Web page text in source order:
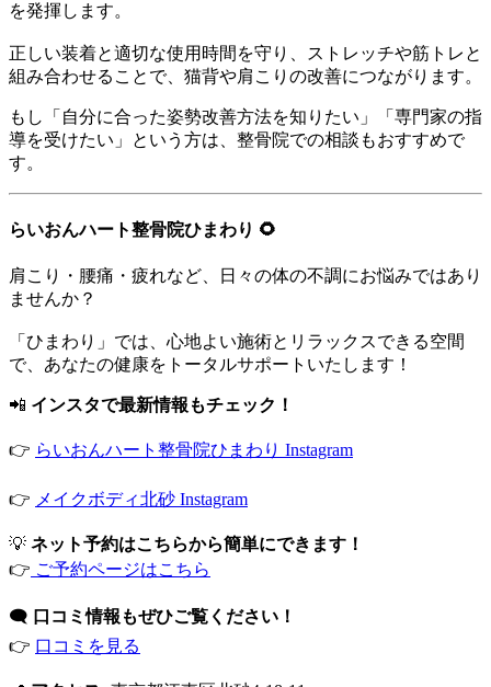
を発揮します。
正しい装着と適切な使用時間を守り、ストレッチや筋トレと
組み合わせることで、猫背や肩こりの改善につながります。
もし「自分に合った姿勢改善方法を知りたい」「専門家の指
導を受けたい」という方は、整骨院での相談もおすすめで
す。
らいおんハート整骨院ひまわり 🌻
肩こり・腰痛・疲れなど、日々の体の不調にお悩みではあり
ませんか？
「ひまわり」では、心地よい施術とリラックスできる空間
で、あなたの健康をトータルサポートいたします！
📲 インスタで最新情報もチェック！
👉 らいおんハート整骨院ひまわり Instagram
👉 メイクボディ北砂 Instagram
💡 ネット予約はこちらから簡単にできます！
👉 ご予約ページはこちら
🗨️ 口コミ情報もぜひご覧ください！
👉 口コミを見る